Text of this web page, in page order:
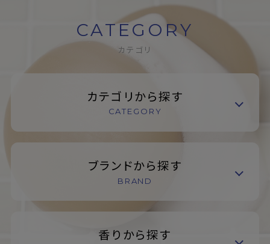
CATEGORY
カテゴリ
カテゴリから探す
CATEGORY
ブランドから探す
BRAND
香りから探す